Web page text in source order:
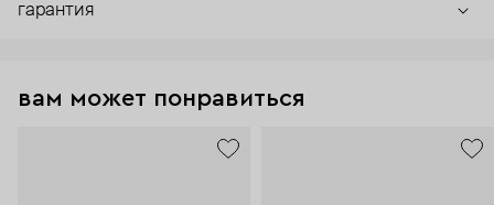
гарантия
вам может понравиться